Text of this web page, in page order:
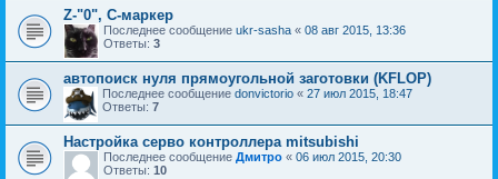
Z-"0", C-маркер
Последнее сообщение ukr-sasha « 08 авг 2015, 13:36
Ответы: 3
автопоиск нуля прямоугольной заготовки (KFLOP)
Последнее сообщение donvictorio « 27 июл 2015, 18:47
Ответы: 7
Настройка серво контроллера mitsubishi
Последнее сообщение Дмитро « 06 июл 2015, 20:30
Ответы: 10